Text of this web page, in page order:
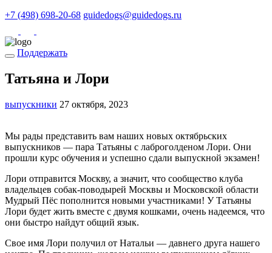
+7 (498) 698-20-68 guidedogs@guidedogs.ru
Поддержать
Татьяна и Лори
выпускники 27 октября, 2023
Мы рады представить вам наших новых октябрьских
выпускников — пара Татьяны с лаброголденом Лори. Они
прошли курс обучения и успешно сдали выпускной экзамен!
Лори отправится Москву, а значит, что сообщество клуба
владельцев собак-поводырей Москвы и Московской области
Мудрый Пёс пополнится новыми участниками! У Татьяны
Лори будет жить вместе с двумя кошками, очень надеемся, что
они быстро найдут общий язык.
Свое имя Лори получил от Натальи — давнего друга нашего